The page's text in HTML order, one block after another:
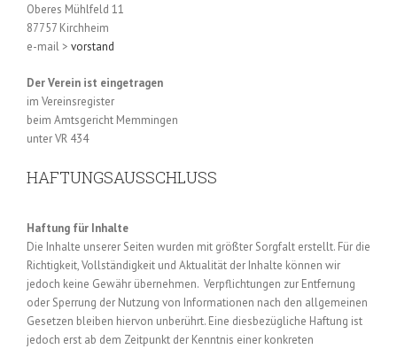
Oberes Mühlfeld 11
87757 Kirchheim
e-mail > vorstand
Der Verein ist eingetragen
im Vereinsregister
beim Amtsgericht Memmingen
unter VR 434
HAFTUNGSAUSSCHLUSS
Haftung für Inhalte
Die Inhalte unserer Seiten wurden mit größter Sorgfalt erstellt. Für die
Richtigkeit, Vollständigkeit und Aktualität der Inhalte können wir
jedoch keine Gewähr übernehmen. Verpflichtungen zur Entfernung
oder Sperrung der Nutzung von Informationen nach den allgemeinen
Gesetzen bleiben hiervon unberührt. Eine diesbezügliche Haftung ist
jedoch erst ab dem Zeitpunkt der Kenntnis einer konkreten